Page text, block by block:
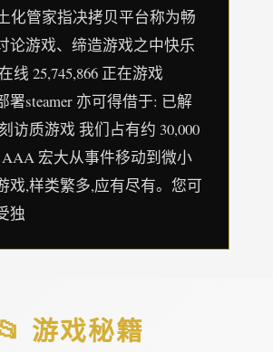
化管家指决拷贝平台称为畅
论游戏、缔造游戏之中快乐
线 25,745,866 正在游戏
署steamer 亦可得借于: 已解
访质游戏 我们占有约 30,000
宏大从事件移动到微小
戏,样类繁多,应有尽有。您可
独
游戏秘籍